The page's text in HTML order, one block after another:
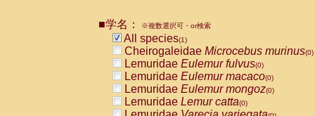
CebidaeCebus nigrivittatus
CebidaeCebus
CebidaeSaimiri boliviensis(0)
CebidaeSaimiri sciureus(0)
AtelidaeAlouatta caraya(0)
AtelidaeAlouatta fusca(0)
AtelidaeAlouatta seniculus
AtelidaeAlouattaspp.(0)
■学名： ※複数選択可・or検索
All species(1)
Cheirogaleidae Microcebus murinus(0)
Lemuridae Eulemur fulvus(0)
Lemuridae Eulemur macaco(0)
Lemuridae Eulemur mongoz(0)
Lemuridae Lemur catta(0)